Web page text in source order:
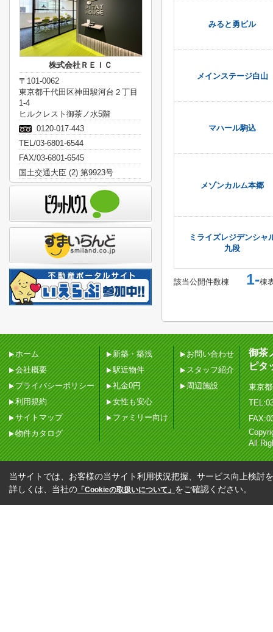
みると勇ビル
メインステージ白山
マハール駒込
メゾンカルム本郷
ミライズレジデンシャ
九段
該当公開件数棟 1-棟
株式会社ＲＥＩＣ
〒101-0062
東京都千代田区神田駿河台２丁目
1-4
ヒルクレスト御茶ノ水5階
0120-017-443
TEL/03-6801-6544
FAX/03-6801-6545
国土交通大臣 (2) 第9923号
ホーム
会社概要
プライバシーポリシー
利用規約
サイトマップ
物件カタログ
新築・築浅
駅近物件
礼金0円
女性も安心
ファミリー向け
お問い合わせ
スタッフ紹介
周辺施設
御茶
ピタ
東京
All
当サイトでは、お客様の当サイト利用状況把握、サービス向上検討
詳しくは、当社の 「Cookieの取扱いについて」 をご確認ください。